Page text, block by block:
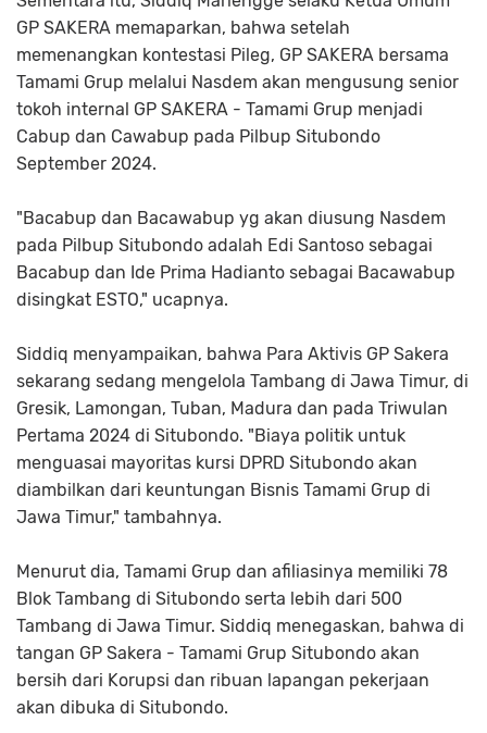
GP SAKERA memaparkan, bahwa setelah
memenangkan kontestasi Pileg, GP SAKERA bersama
Tamami Grup melalui Nasdem akan mengusung senior
tokoh internal GP SAKERA - Tamami Grup menjadi
Cabup dan Cawabup pada Pilbup Situbondo
September 2024.
"Bacabup dan Bacawabup yg akan diusung Nasdem
pada Pilbup Situbondo adalah Edi Santoso sebagai
Bacabup dan Ide Prima Hadianto sebagai Bacawabup
disingkat ESTO," ucapnya.
Siddiq menyampaikan, bahwa Para Aktivis GP Sakera
sekarang sedang mengelola Tambang di Jawa Timur, di
Gresik, Lamongan, Tuban, Madura dan pada Triwulan
Pertama 2024 di Situbondo. "Biaya politik untuk
menguasai mayoritas kursi DPRD Situbondo akan
diambilkan dari keuntungan Bisnis Tamami Grup di
Jawa Timur," tambahnya.
Menurut dia, Tamami Grup dan afiliasinya memiliki 78
Blok Tambang di Situbondo serta lebih dari 500
Tambang di Jawa Timur. Siddiq menegaskan, bahwa di
tangan GP Sakera - Tamami Grup Situbondo akan
bersih dari Korupsi dan ribuan lapangan pekerjaan
akan dibuka di Situbondo.